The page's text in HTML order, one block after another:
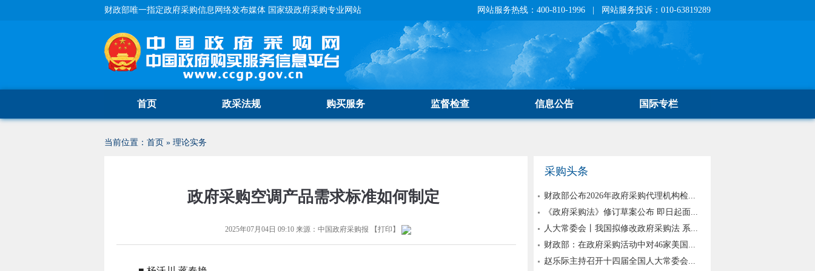
财政部唯一指定政府采购信息网络发布媒体 国家级政府采购专业网站 网站服务热线：400-810-1996 | 网站服务投诉：010-63819289
首页 政采法规 购买服务 监督检查 信息公告 国际专栏
当前位置： 首页 » 理论实务
政府采购空调产品需求标准如何制定
2025年07月04日 09:10来源： 中国政府采购报 【打印 】
采购头条
财政部公布2026年政府采购代理机构检...
《政府采购法》修订草案公布 即日起面...
人大常委会丨我国拟修改政府采购法 系...
财政部：在政府采购活动中对46家美国...
赵乐际主持召开十四届全国人大常委会...